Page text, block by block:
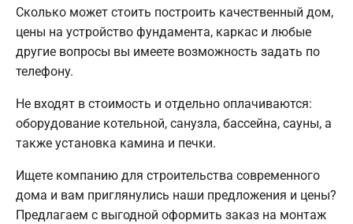
Сколько может стоить построить качественный дом,
цены на устройство фундамента, каркас и любые
другие вопросы вы имеете возможность задать по
телефону.
Не входят в стоимость и отдельно оплачиваются:
оборудование котельной, санузла, бассейна, сауны, а
также установка камина и печки.
Ищете компанию для строительства современного
дома и вам приглянулись наши предложения и цены?
Предлагаем с выгодной оформить заказ на монтаж